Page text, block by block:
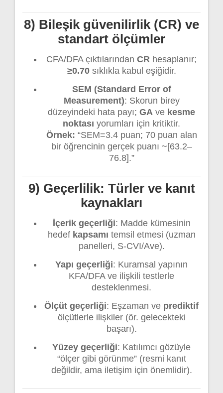
8) Bileşik güvenilirlik (CR) ve
standart ölçümler
CFA/DFA çıktılarından CR hesaplanır;
≥0.70sıklıkla kabul eşiğidir.
SEM (Standard Error of
Measurement): Skorun birey
düzeyindeki hata payı; GA ve kesme
noktası yorumları için kritiktir.
Örnek: “SEM=3.4 puan; 70 puan alan
bir öğrencinin gerçek puanı ~[63.2–
76.8].”
9) Geçerlilik: Türler ve kanıt
kaynakları
İçerik geçerliği: Madde kümesinin
hedef kapsamı temsil etmesi (uzman
panelleri, S-CVI/Ave).
Yapı geçerliği: Kuramsal yapının
KFA/DFA ve ilişkili testlerle
desteklenmesi.
Ölçüt geçerliği: Eşzaman ve prediktif
ölçütlerle ilişkiler (ör. gelecekteki
başarı).
Yüzey geçerliği: Katılımcı gözüyle
“ölçer gibi görünme” (resmi kanıt
değildir, ama iletişim için önemlidir).